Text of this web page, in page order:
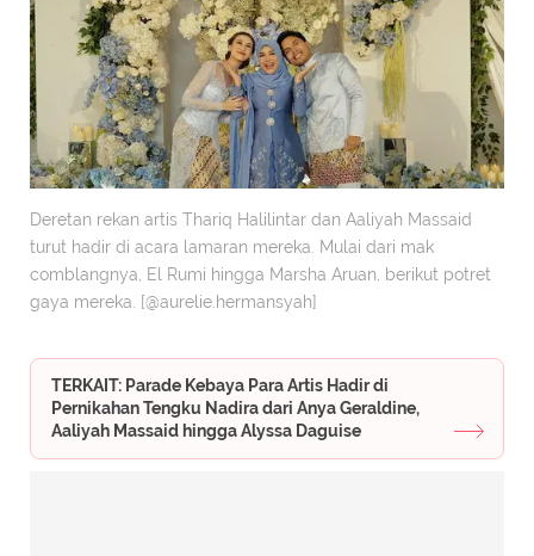
Deretan rekan artis Thariq Halilintar dan Aaliyah Massaid
turut hadir di acara lamaran mereka. Mulai dari mak
comblangnya, El Rumi hingga Marsha Aruan, berikut potret
gaya mereka. [@aurelie.hermansyah]
TERKAIT: Parade Kebaya Para Artis Hadir di
Pernikahan Tengku Nadira dari Anya Geraldine,
Aaliyah Massaid hingga Alyssa Daguise